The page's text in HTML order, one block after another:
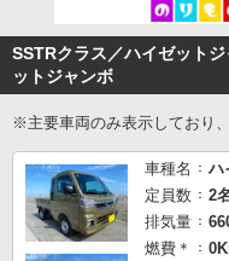
SSTRクラス／ハイゼット
ットジャンボ
※主要車両のみ表示しており
車種名
ハ
定員数
2
排気量
燃費＊